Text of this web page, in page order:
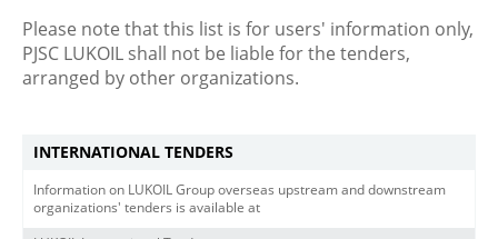
Please note that this list is for users' information only,
PJSC LUKOIL shall not be liable for the tenders,
arranged by other organizations.
INTERNATIONAL TENDERS
Information on LUKOIL Group overseas upstream and downstream
organizations' tenders is available at